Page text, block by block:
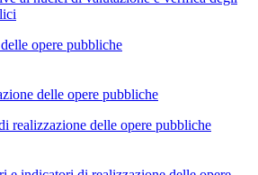
opere pubbliche
delle opere pubbliche
realizzazione delle opere pubbliche